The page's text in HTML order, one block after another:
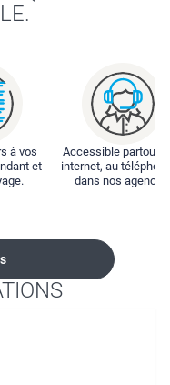
à vos
et
Accessible partout :
internet, au
dans nos